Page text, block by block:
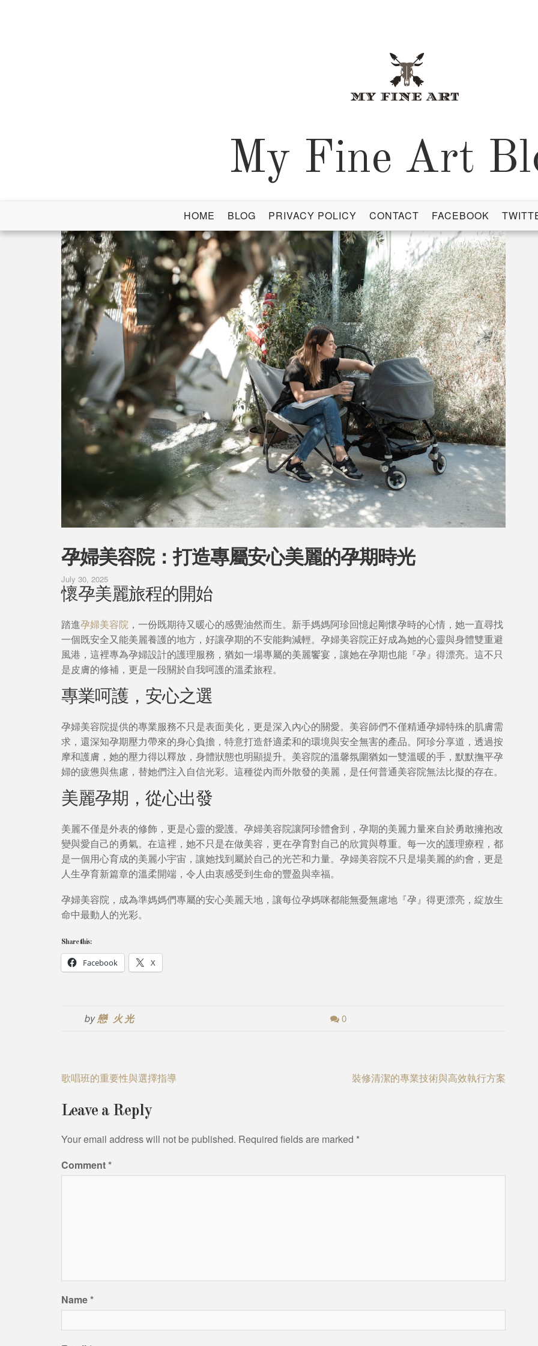
My Fine Art
HOME BLOG PRIVACY POLICY CONTACT FACEBOOK
孕婦美容院：打造專屬安心美麗的孕期時光
July 30, 2025
懷孕美麗旅程的開始
踏進孕婦美容院 ，一份既期待又暖心的感覺油然而生。新手媽媽阿珍回憶起剛懷孕時的心情，她一直尋找
一個既安全又能美麗養護的地方，好讓孕期的不安能夠減輕。孕婦美容院正好成為她的心靈與身體雙重避
風港，這裡專為孕婦設計的護理服務，猶如一場專屬的美麗饗宴，讓她在孕期也能『孕』得漂亮。這不只
是皮膚的修補，更是一段關於自我呵護的溫柔旅程。
專業呵護，安心之選
孕婦美容院提供的專業服務不只是表面美化，更是深入內心的關愛。美容師們不僅精通孕婦特殊的肌膚需
求，還深知孕期壓力帶來的身心負擔，特意打造舒適柔和的環境與安全無害的產品。阿珍分享道，透過按
摩和護膚，她的壓力得以釋放，身體狀態也明顯提升。美容院的溫馨氛圍猶如一雙溫暖的手，默默撫平孕
婦的疲憊與焦慮，替她們注入自信光彩。這種從內而外散發的美麗，是任何普通美容院無法比擬的存在。
美麗孕期，從心出發
美麗不僅是外表的修飾，更是心靈的愛護。孕婦美容院讓阿珍體會到，孕期的美麗力量來自於勇敢擁抱改
變與愛自己的勇氣。在這裡，她不只是在做美容，更在孕育對自己的欣賞與尊重。每一次的護理療程，都
是一個用心育成的美麗小宇宙，讓她找到屬於自己的光芒和力量。孕婦美容院不只是場美麗的約會，更是
人生孕育新篇章的溫柔開端，令人由衷感受到生命的豐盈與幸福。
孕婦美容院，成為準媽媽們專屬的安心美麗天地，讓每位孕媽咪都能無憂無慮地『孕』得更漂亮，綻放生
命中最動人的光彩。
Share this:
Facebook X
by戀 火光 0
Post
navigation
歌唱班的重要性與選擇指導 裝修清潔的專業技術與高效執行方案
Leave a Reply
Your email address will not be published. Required fields are marked *
Comment*
Name*